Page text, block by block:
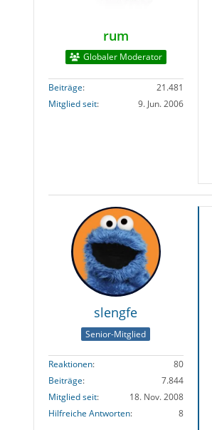
rum
Globaler Moderator
Beiträge
21.481
Mitglied seit
9. Jun. 2006
slengfe
Senior-Mitglied
Reaktionen
80
Beiträge
7.844
Mitglied seit
18. Nov. 2008
Hilfreiche Antworten
8